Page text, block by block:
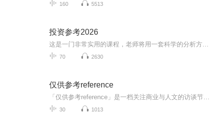
160 5513
投资参考2026
70 2630
仅供参考reference
30 1013